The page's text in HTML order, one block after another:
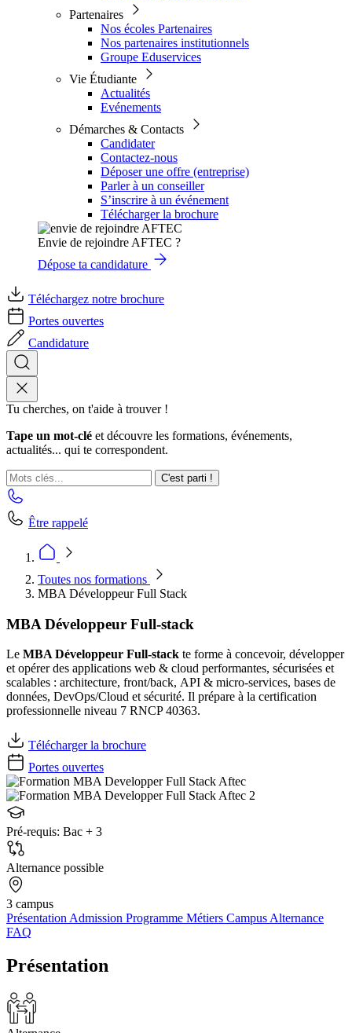
Partenaires
Nos écoles Partenaires
Nos partenaires institutionnels
Groupe Eduservices
Vie Étudiante
Actualités
Evénements
Démarches & Contacts
Candidater
Contactez-nous
Déposer une offre (entreprise)
Parler à un conseiller
S’inscrire à un événement
Télécharger la brochure
Envie de rejoindre AFTEC ?
Dépose ta candidature
Téléchargez notre brochure
Portes ouvertes
Candidature
Tu cherches, on t'aide à trouver !
Tape un mot-clé et découvre les formations, événements,
actualités... qui te correspondent.
C'est parti !
Être rappelé
Toutes nos formations
MBA Développeur Full Stack
MBA Développeur Full-stack
Le MBA Développeur Full‑stack te forme à concevoir, développer
et opérer des applications web & cloud performantes, sécurisées et
scalables : architecture, front/back, API & micro‑services, bases de
données, DevOps/Cloud et sécurité. Il prépare à la certification
professionnelle niveau 7 RNCP 40363.
Télécharger la brochure
Portes ouvertes
Pré-requis: Bac + 3
Alternance possible
3 campus
PrésentationAdmission Programme Métiers CampusAlternance
FAQ
Présentation